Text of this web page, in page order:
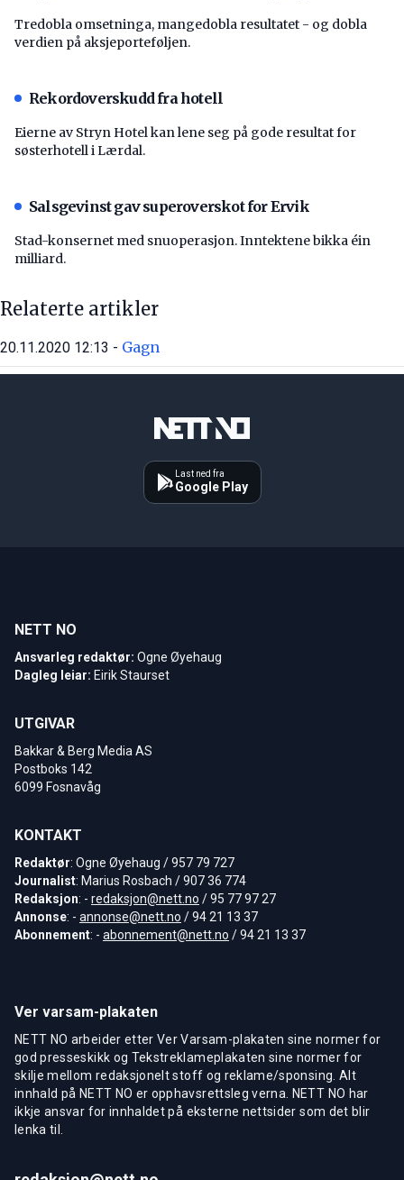
Tredobla omsetninga, mangedobla resultatet - og dobla
verdien på aksjeporteføljen.
Rekordoverskudd fra hotell
Eierne av Stryn Hotel kan lene seg på gode resultat for
søsterhotell i Lærdal.
Salsgevinst gav superoverskot for Ervik
Stad-konsernet med snuoperasjon. Inntektene bikka éin
milliard.
Relaterte artikler
20.11.2020 12:13 - Gagn
Last ned fra
Google Play
NETT NO
Ansvarleg redaktør: Ogne Øyehaug
Dagleg leiar: Eirik Staurset
UTGIVAR
Bakkar & Berg Media AS
Postboks 142
6099 Fosnavåg
KONTAKT
Redaktør: Ogne Øyehaug / 957 79 727
Journalist: Marius Rosbach / 907 36 774
Redaksjon: - redaksjon@nett.no / 95 77 97 27
Annonse: - annonse@nett.no / 94 21 13 37
Abonnement: - abonnement@nett.no / 94 21 13 37
Ver varsam-plakaten
NETT NO arbeider etter Ver Varsam-plakaten sine normer for
god presseskikk og Tekstreklameplakaten sine normer for
skilje mellom redaksjonelt stoff og reklame/sponsing. Alt
innhald på NETT NO er opphavsrettsleg verna. NETT NO har
ikkje ansvar for innhaldet på eksterne nettsider som det blir
lenka til.